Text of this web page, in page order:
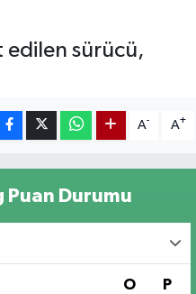
edilen sürücü,
A- A+
Puan Durumu
O P